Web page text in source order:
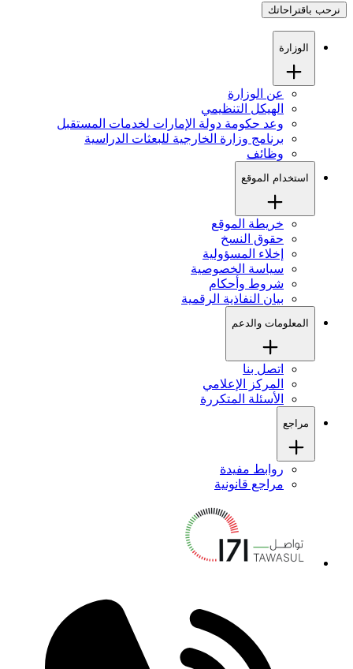
نرحب باقتراحاتك
الوزارة
عن الوزارة
الهيكل التنظيمي
وعد حكومة دولة الإمارات لخدمات المستقبل
برنامج وزارة الخارجية للبعثات الدراسية
وظائف
استخدام الموقع
خريطة الموقع
حقوق النسخ
إخلاء المسؤولية
سياسة الخصوصية
شروط وأحكام
بيان النفاذية الرقمية
المعلومات والدعم
اتصل بنا
المركز الإعلامي
الأسئلة المتكررة
مراجع
روابط مفيدة
مراجع قانونية